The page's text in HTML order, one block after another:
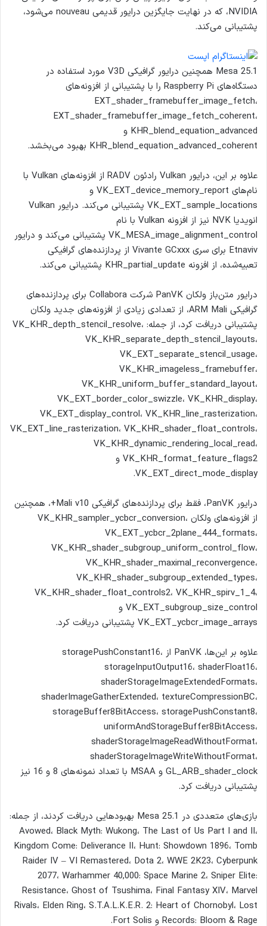
NVIDIA، که در نهایت جایگزین درایور قدیمی nouveau می‌شود،
پشتیبانی می‌کند.
Mesa 25.1 همچنین درایور گرافیکی V3D مورد استفاده در
دستگاه‌های Raspberry Pi را با پشتیبانی از افزونه‌های
EXT_shader_framebuffer_image_fetch،
EXT_shader_framebuffer_image_fetch_coherent،
KHR_blend_equation_advanced و
KHR_blend_equation_advanced_coherent بهبود می‌بخشد.
علاوه بر این، درایور Vulkan رادئون RADV از افزونه‌های Vulkan با
نام‌های VK_EXT_device_memory_report و
VK_EXT_sample_locations پشتیبانی می‌کند. درایور Vulkan
انویدیا NVK نیز از افزونه Vulkan با نام
VK_MESA_image_alignment_control پشتیبانی می‌کند و درایور
Etnaviv برای سری Vivante GCxxx از پردازنده‌های گرافیکی
تعبیه‌شده، از افزونه KHR_partial_update پشتیبانی می‌کند.
درایور متن‌باز ولکان PanVK شرکت Collabora برای پردازنده‌های
گرافیکی ARM Mali، از تعدادی زیادی از افزونه‌های جدید ولکان
پشتیبانی دریافت کرد، از جمله: VK_KHR_depth_stencil_resolve،
VK_KHR_separate_depth_stencil_layouts،
VK_EXT_separate_stencil_usage،
VK_KHR_imageless_framebuffer،
VK_KHR_uniform_buffer_standard_layout،
VK_EXT_border_color_swizzle، VK_KHR_display،
VK_EXT_display_control، VK_KHR_line_rasterization،
VK_EXT_line_rasterization، VK_KHR_shader_float_controls،
VK_KHR_dynamic_rendering_local_read،
VK_KHR_format_feature_flags2 و
VK_EXT_direct_mode_display.
درایور PanVK، فقط برای پردازنده‌های گرافیکی Mali v10+، همچنین
از افزونه‌های ولکان VK_KHR_sampler_ycbcr_conversion،
VK_EXT_ycbcr_2plane_444_formats،
VK_KHR_shader_subgroup_uniform_control_flow،
VK_KHR_shader_maximal_reconvergence،
VK_KHR_shader_subgroup_extended_types،
VK_KHR_shader_float_controls2، VK_KHR_spirv_1_4،
VK_EXT_subgroup_size_control و
VK_EXT_ycbcr_image_arrays پشتیبانی دریافت کرد.
علاوه بر این‌ها، PanVK از storagePushConstant16،
storageInputOutput16، shaderFloat16،
shaderStorageImageExtendedFormats،
shaderImageGatherExtended، textureCompressionBC،
storageBuffer8BitAccess، storagePushConstant8،
uniformAndStorageBuffer8BitAccess،
shaderStorageImageReadWithoutFormat،
shaderStorageImageWriteWithoutFormat،
GL_ARB_shader_clock و MSAA با تعداد نمونه‌های 8 و 16 نیز
پشتیبانی دریافت کرد.
بازی‌های متعددی در Mesa 25.1 بهبودهایی دریافت کردند، از جمله:
Avowed، Black Myth: Wukong، The Last of Us Part I and II،
Kingdom Come: Deliverance II، Hunt: Showdown 1896، Tomb
Raider IV – VI Remastered، Dota 2، WWE 2K23، Cyberpunk
2077، Warhammer 40,000: Space Marine 2، Sniper Elite:
Resistance، Ghost of Tsushima، Final Fantasy XIV، Marvel
Rivals، Elden Ring، S.T.A.L.K.E.R. 2: Heart of Chornobyl، Lost
Records: Bloom & Rage و Fort Solis.